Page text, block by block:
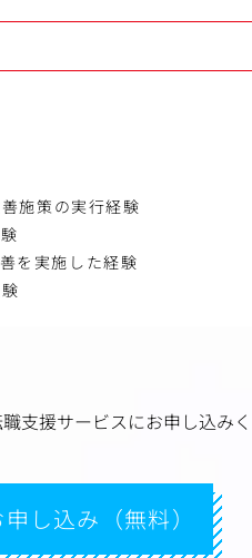
施策の実行経験
を実施した経験
職支援サービスにお申し込み
し込み（無料）